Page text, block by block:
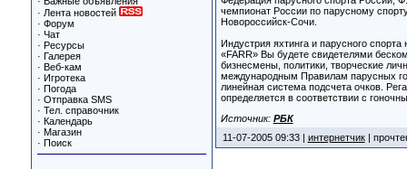
· Лента новостей
· Форум
· Чат
· Ресурсы
· Галерея
· Веб-кам
· Игротека
· Погода
· Отправка SMS
· Тел. справочник
· Календарь
· Магазин
· Поиск
чемпионат России по парусному
Новороссийск-Сочи.
Индустрия яхтинга и парусного
«FARR» Вы будете свидетелями
бизнесмены, политики, творческие
международным Правилам парусных
линейная система подсчета очков.
определяется в соответствии с
Источник: РБК
11-07-2005 09:33 | интернетчик|